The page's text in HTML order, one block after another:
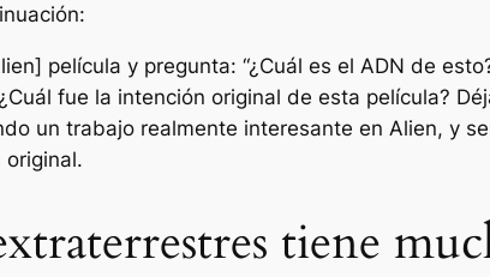
película y pregunta: “¿Cuál es el ADN de
fue la intención original de esta película?
un trabajo realmente interesante en Alien, y
tiene